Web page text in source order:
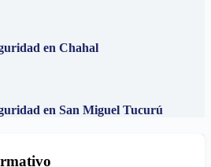
en Chahal
en San Miguel Tucurú